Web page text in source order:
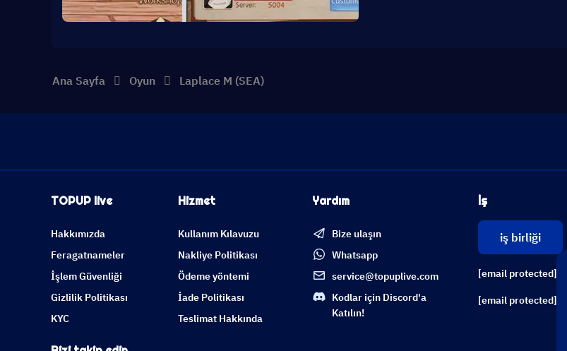
Ana Sayfa Oyun Laplace M (SEA)
TOPUP live
Hakkımızda
Feragatnameler
İşlem Güvenliği
Gizlilik Politikası
KYC
Hizmet
Kullanım Kılavuzu
Nakliye Politikası
Ödeme yöntemi
İade Politikası
Teslimat Hakkında
Yardım
Bize ulaşın
Whatsapp
service@topuplive.com
Kodlar için Discord'a
Katılın!
İş
iş birliği
[email protected]
[email protected]